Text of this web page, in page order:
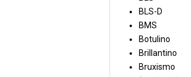
BLS-D
BMS
Botulino
Brillantino
Bruxismo